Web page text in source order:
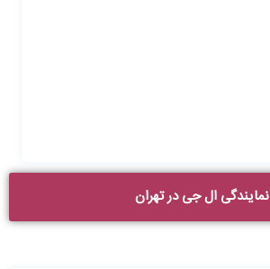
نمایندگی ال جی در تهران